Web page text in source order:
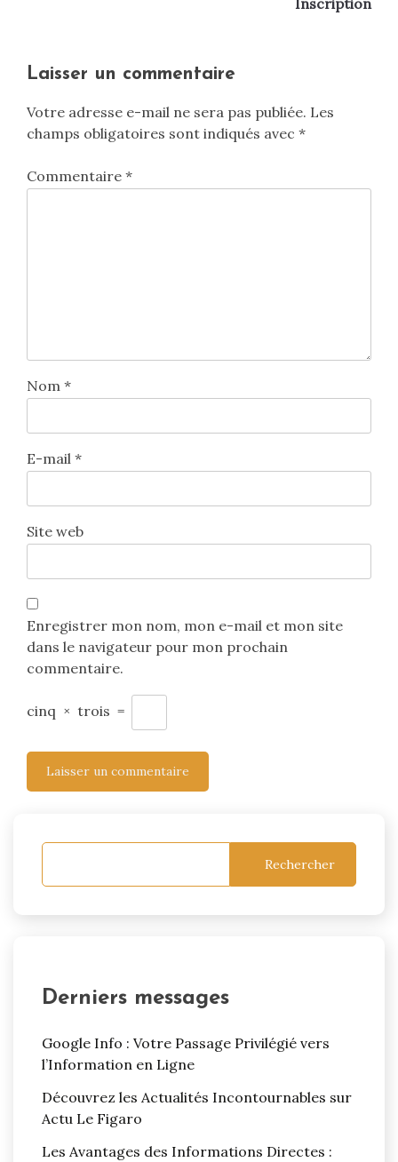
Laisser un commentaire
Votre adresse e-mail ne sera pas publiée. Les
champs obligatoires sont indiqués avec *
Commentaire *
Nom *
E-mail *
Site web
Enregistrer mon nom, mon e-mail et mon site
dans le navigateur pour mon prochain
commentaire.
cinq × trois =
Rechercher
Derniers messages
Google Info : Votre Passage Privilégié vers
l’Information en Ligne
Découvrez les Actualités Incontournables sur
Actu Le Figaro
Les Avantages des Informations Directes :